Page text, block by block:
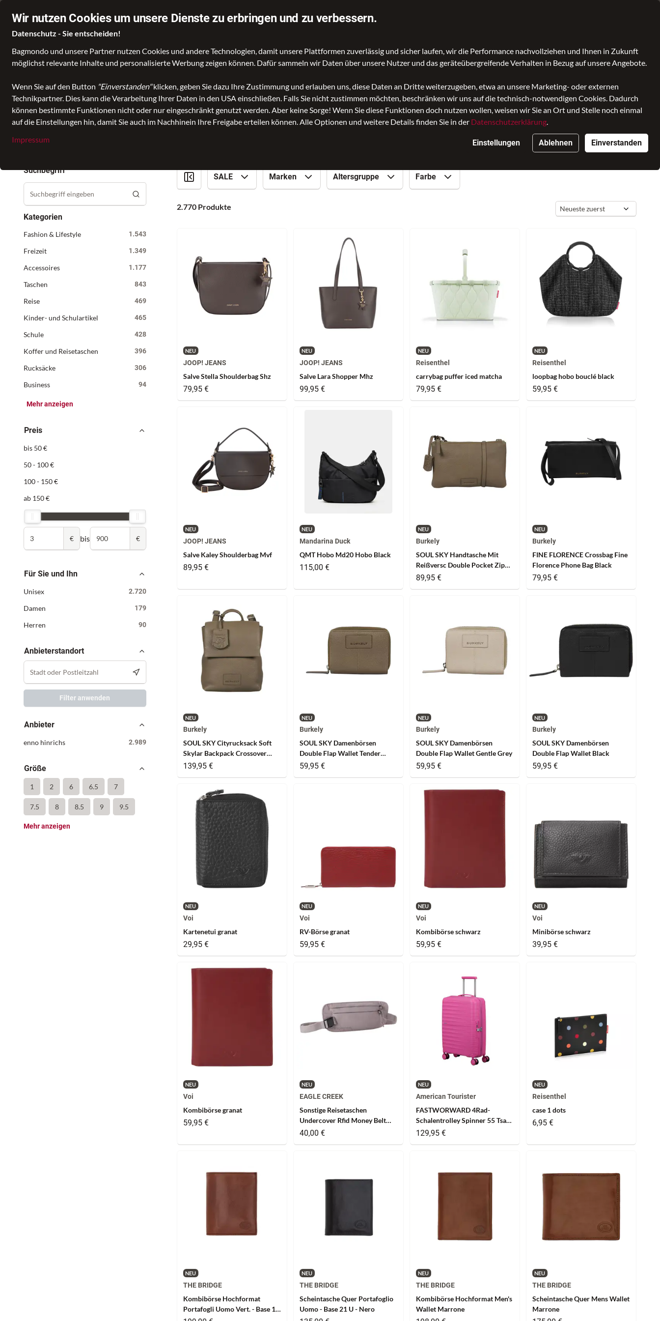
Wir nutzen Cookies um unsere Dienste zu erbringen und zu verbessern.
Datenschutz - Sie entscheiden!
Bagmondo und unsere Partner nutzen Cookies und andere Technologien, damit unsere Plattformen zuverlässig und sicher laufen, wir die Performance nachvollziehen und Ihnen in Zukunft
möglichst relevante Inhalte und personalisierte Werbung zeigen können. Dafür sammeln wir Daten über unsere Nutzer und das geräteübergreifende Verhalten in Bezug auf unsere Angebote.
Wenn Sie auf den Button "Einverstanden"klicken, geben Sie dazu Ihre Zustimmung und erlauben uns, diese Daten an Dritte weiterzugeben, etwa an unsere Marketing- oder externen
Technikpartner. Dies kann die Verarbeitung Ihrer Daten in den USA einschließen. Falls Sie nicht zustimmen möchten, beschränken wir uns auf die technisch-notwendigen Cookies. Dadurch
können bestimmte Funktionen nicht oder nur eingeschränkt genutzt werden. Aber keine Sorge! Wenn Sie diese Funktionen doch nutzen wollen, weisen wir Sie an Ort und Stelle noch einmal
auf die Einstellungen hin, damit Sie auch im Nachhinein Ihre Freigabe erteilen können. Alle Optionen und weitere Details finden Sie in der Datenschutzerklärung.
Impressum
Einstellungen Ablehnen Einverstanden
Wähle deine Lieblingswelt
Produktebei Enno Hinrichs
Suchbegriff
Kategorien
Fashion & Lifestyle 1.543
Freizeit 1.349
Accessoires 1.177
Taschen 843
Reise 469
Kinder- und Schulartikel 465
Schule 428
Koffer und Reisetaschen 396
Rucksäcke 306
Business 94
Mehr anzeigen
Preis
bis 50 €
50 - 100 €
100 - 150 €
ab 150 €
€ bis €
Für Sie und Ihn
Unisex 2.720
Damen 179
Herren 90
Anbieterstandort
Filter anwenden
Anbieter
enno hinrichs 2.989
Größe
1 2 6 6.5 7
7.5 8 8.5 9 9.5
Mehr anzeigen
SALE Marken Altersgruppe Farbe
2.770 Produkte
NEU
JOOP! JEANS
Salve Stella Shoulderbag Shz
79,95 €
NEU
JOOP! JEANS
Salve Lara Shopper Mhz
99,95 €
NEU
Reisenthel
carrybag puffer iced matcha
79,95 €
NEU
Reisenthel
loopbag hobo bouclé black
59,95 €
NEU
JOOP! JEANS
Salve Kaley Shoulderbag Mvf
89,95 €
NEU
Mandarina Duck
QMT Hobo Md20 Hobo Black
115,00 €
NEU
Burkely
SOUL SKY Handtasche Mit
Reißversc Double Pocket Zip
Tender Taupe
89,95 €
NEU
Burkely
FINE FLORENCE Crossbag Fine
Florence Phone Bag Black
79,95 €
NEU
Burkely
SOUL SKY Cityrucksack Soft
Skylar Backpack Crossover
Tender Taupe
139,95 €
NEU
Burkely
SOUL SKY Damenbörsen
Double Flap Wallet Tender
Taupe
59,95 €
NEU
Burkely
SOUL SKY Damenbörsen
Double Flap Wallet Gentle Grey
59,95 €
NEU
Burkely
SOUL SKY Damenbörsen
Double Flap Wallet Black
59,95 €
NEU
Voi
Kartenetui granat
29,95 €
NEU
Voi
RV-Börse granat
59,95 €
NEU
Voi
Kombibörse schwarz
59,95 €
NEU
Voi
Minibörse schwarz
39,95 €
NEU
Voi
Kombibörse granat
59,95 €
NEU
EAGLE CREEK
Sonstige Reisetaschen
Undercover Rfid Money Belt
Orchid
40,00 €
NEU
American Tourister
FASTWORWARD 4Rad-
Schalentrolley Spinner 55 Tsa
Exp Electric Fuchsia
129,95 €
NEU
Reisenthel
case 1 dots
6,95 €
NEU
THE BRIDGE
Kombibörse Hochformat
Portafogli Uomo Vert. - Base 1
Marrone
NEU
THE BRIDGE
Scheintasche Quer Portafoglio
Uomo - Base 21 U - Nero
NEU
THE BRIDGE
Kombibörse Hochformat Men's
Wallet Marrone
NEU
THE BRIDGE
Scheintasche Quer Mens Wallet
Marrone